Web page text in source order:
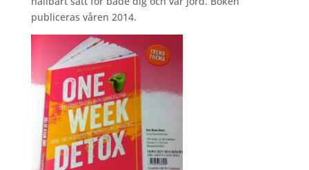
publiceras våren 2014.